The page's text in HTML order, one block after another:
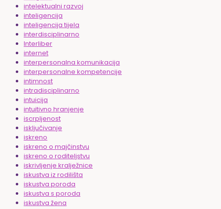
intelektualni razvoj
inteligencija
inteligencija tijela
interdisciplinarno
Interliber
internet
interpersonalna komunikacija
interpersonalne kompetencije
intimnost
intradisciplinarno
intuicija
intuitivno hranjenje
iscrpljenost
isključivanje
iskreno
iskreno o majčinstvu
iskreno o roditeljstvu
iskrivljenje kralježnice
iskustva iz rodilišta
iskustva poroda
iskustva s poroda
iskustva žena